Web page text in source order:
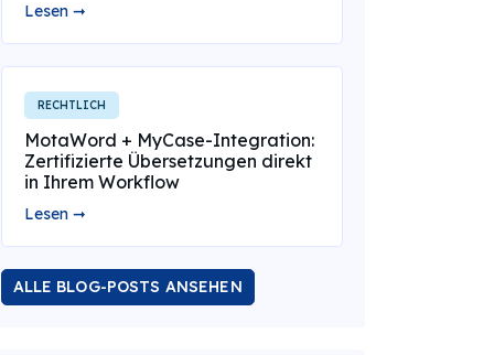
Lesen ➞
RECHTLICH
MotaWord + MyCase-Integration:
Zertifizierte Übersetzungen direkt
in Ihrem Workflow
Lesen ➞
ALLE BLOG-POSTS ANSEHEN